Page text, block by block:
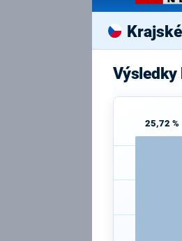
Výsledky
25,72 %